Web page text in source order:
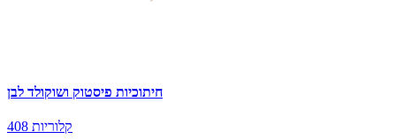
חיתוכיות פיסטוק ושוקולד לבן
408 קלוריות